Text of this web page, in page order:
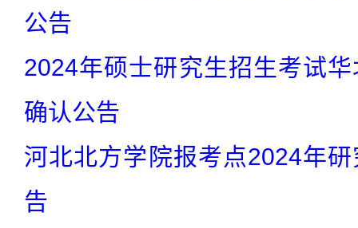
公告
2024年硕士研究生招生考试
确认公告
河北北方学院报考点2024年
告